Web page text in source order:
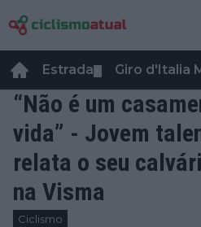
Estrada Giro d'Italia
“Não é um
vida” - Jovem
relata o seu
na Visma
Ciclismo